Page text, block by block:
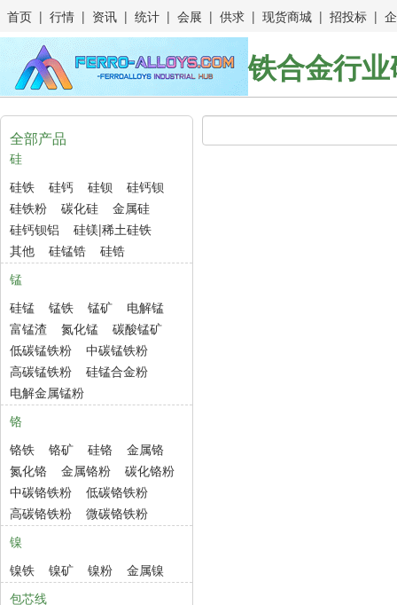
首页 | 行情 | 资讯 | 统计 | 会展 | 供求 | 现货商城 | 招投标 |
铁合金行
全部产品
硅
硅铁
硅钙 硅钡
硅钙钡
硅铁粉
碳化硅
金属硅
硅钙钡铝
硅镁|稀土硅铁
其他
硅锰锆
硅锆
锰
硅锰
锰铁 锰矿
电解锰
富锰渣
氮化锰
碳酸锰矿
低碳锰铁粉
中碳锰铁粉
高碳锰铁粉
硅锰合金粉
电解金属锰粉
铬
铬铁
铬矿 硅铬
金属铬
氮化铬
金属铬粉
碳化铬粉
中碳铬铁粉
低碳铬铁粉
高碳铬铁粉
微碳铬铁粉
镍
镍铁
镍矿 镍粉
金属镍
包芯线